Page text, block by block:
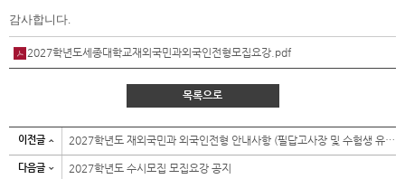
감사합니다.
2027학년도세종대학교재외국민과외국인전형모집요강.pdf
목록으로
이전글 2027학년도 재외국민과 외국인전형 안내사항 (필답고사장 및 수험생 유의사항 등)
다음글 2027학년도 수시모집 모집요강 공지